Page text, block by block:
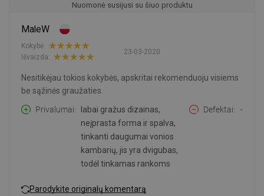
Nuomonė susijusi su šiuo produktu
MaleW
23-03-2020
Kokybė:
Išvaizda:
Nesitikėjau tokios kokybės, apskritai rekomenduoju visiems
be sąžinės graužaties.
Privalumai
labai gražus dizainas,
neįprasta forma ir spalva,
tinkanti daugumai vonios
kambarių, jis yra dvigubas,
todėl tinkamas rankoms
Defektai -
Parodykite originalų komentarą